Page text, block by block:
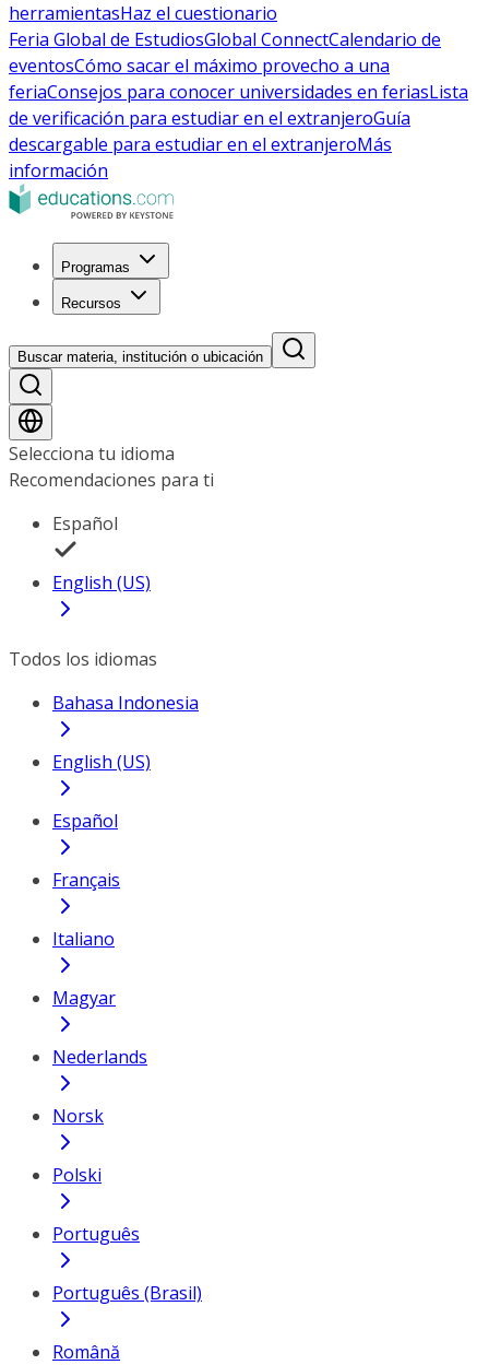
herramientasHaz el cuestionario
Feria Global de EstudiosGlobal ConnectCalendario de
eventosCómo sacar el máximo provecho a una
feriaConsejos para conocer universidades en feriasLista
de verificación para estudiar en el extranjeroGuía
descargable para estudiar en el extranjeroMás
información
Programas
Recursos
Buscar materia, institución o ubicación
Selecciona tu idioma
Recomendaciones para ti
Español
English (US)
Todos los idiomas
Bahasa Indonesia
English (US)
Español
Français
Italiano
Magyar
Nederlands
Norsk
Polski
Português
Português (Brasil)
Română